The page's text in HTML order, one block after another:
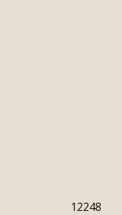
12248